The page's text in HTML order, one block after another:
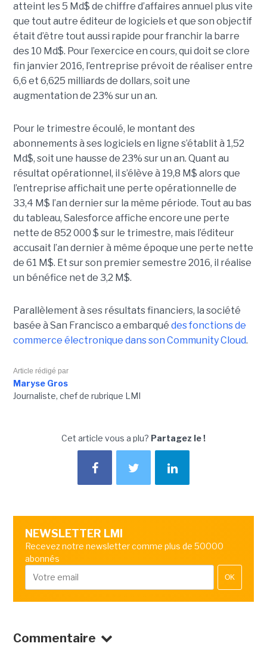
atteint les 5 Md$ de chiffre d’affaires annuel plus vite
que tout autre éditeur de logiciels et que son objectif
était d’être tout aussi rapide pour franchir la barre
des 10 Md$. Pour l’exercice en cours, qui doit se clore
fin janvier 2016, l’entreprise prévoit de réaliser entre
6,6 et 6,625 milliards de dollars, soit une
augmentation de 23% sur un an.
Pour le trimestre écoulé, le montant des
abonnements à ses logiciels en ligne s’établit à 1,52
Md$, soit une hausse de 23% sur un an. Quant au
résultat opérationnel, il s’élève à 19,8 M$ alors que
l’entreprise affichait une perte opérationnelle de
33,4 M$ l’an dernier sur la même période. Tout au bas
du tableau, Salesforce affiche encore une perte
nette de 852 000 $ sur le trimestre, mais l’éditeur
accusait l’an dernier à même époque une perte nette
de 61 M$. Et sur son premier semestre 2016, il réalise
un bénéfice net de 3,2 M$.
Parallèlement à ses résultats financiers, la société
basée à San Francisco a embarqué des fonctions de
commerce électronique dans son Community Cloud.
Article rédigé par
Maryse Gros
Journaliste, chef de rubrique LMI
Cet article vous a plu? Partagez le !
NEWSLETTER LMI
Recevez notre newsletter comme plus de 50000
abonnés
OK
Commentaire